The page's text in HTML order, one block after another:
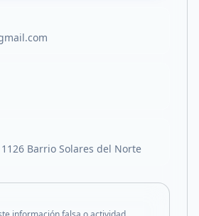
Barrio Solares del Norte